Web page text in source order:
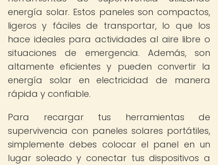
energía solar. Estos paneles son compactos,
ligeros y fáciles de transportar, lo que los
hace ideales para actividades al aire libre o
situaciones de emergencia. Además, son
altamente eficientes y pueden convertir la
energía solar en electricidad de manera
rápida y confiable.
Para recargar tus herramientas de
supervivencia con paneles solares portátiles,
simplemente debes colocar el panel en un
lugar soleado y conectar tus dispositivos a